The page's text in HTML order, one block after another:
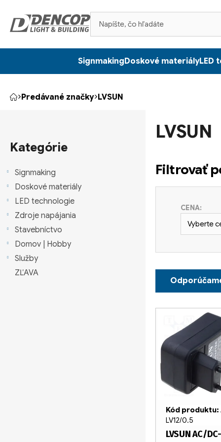
obsah
SignmakingDoskové materiályLED
Domov
Predávané značky LVSUN
n
ý
p
a
n
kategórie
Kategórie
Signmaking
Doskové materiály
LED technologie
Zdroje napájania
Stavebníctvo
Domov | Hobby
Služby
ZĽAVA
LVSUN
Filtrovať
CENA:
Vyberte
a
e
n
p
ý
p
p
LVSUN AC/
Kód produktu:
LV12/0.5